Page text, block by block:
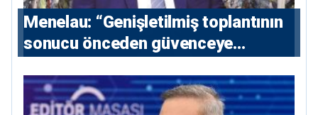
Menelau: “Genişletilmiş toplantının
sonucu önceden güvenceye